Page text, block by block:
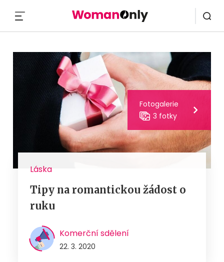
Fotogalerie
3 fotky
Láska
Tipy na romantickou žádost o
ruku
Komerční sdělení
22. 3. 2020